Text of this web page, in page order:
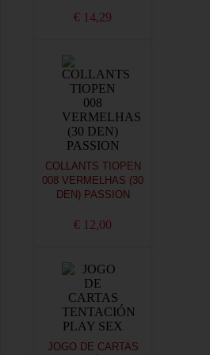
€ 14,29
COLLANTS TIOPEN
008 VERMELHAS (30
DEN) PASSION
€ 12,00
JOGO DE CARTAS